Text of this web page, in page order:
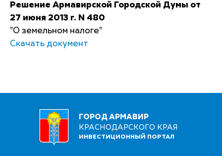
Решение Армавирской Городской Думы от
27 июня 2013 г. N 480
"О земельном налоге"
Скачать документ
ГОРОД АРМАВИР
КРАСНОДАРСКОГО КРАЯ
ИНВЕСТИЦИОННЫЙ ПОРТАЛ